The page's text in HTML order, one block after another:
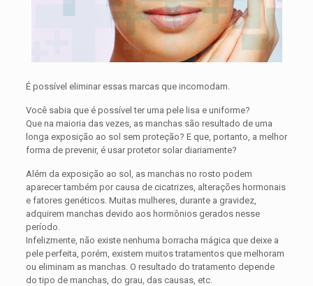
É possível eliminar essas marcas que incomodam.
Você sabia que é possível ter uma pele lisa e uniforme?
Que na maioria das vezes, as manchas são resultado de uma
longa exposição ao sol sem proteção? E que, portanto, a melhor
forma de prevenir, é usar protetor solar diariamente?
Além da exposição ao sol, as manchas no rosto podem
aparecer também por causa de cicatrizes, alterações hormonais
e fatores genéticos. Muitas mulheres, durante a gravidez,
adquirem manchas devido aos hormônios gerados nesse
período.
Infelizmente, não existe nenhuma borracha mágica que deixe a
pele perfeita, porém, existem muitos tratamentos que melhoram
ou eliminam as manchas. O resultado do tratamento depende
do tipo de manchas, do grau, das causas, etc.